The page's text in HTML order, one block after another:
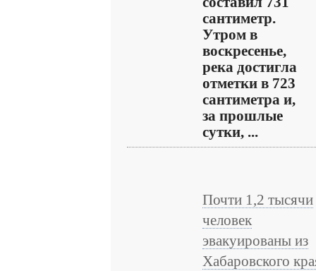
сантиметр.
Утром в
воскресенье,
река достигла
отметки в 723
сантиметра и,
за прошлые
сутки, ...
Почти 1,2 тысячи
человек
эвакуированы из
Хабаровского